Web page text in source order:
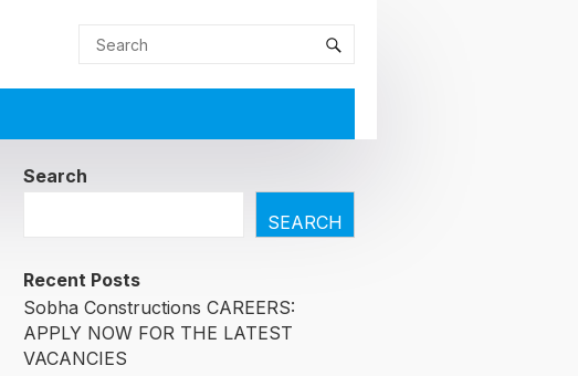
Search
SEARCH
Recent Posts
Sobha Constructions CAREERS:
APPLY NOW FOR THE LATEST
VACANCIES